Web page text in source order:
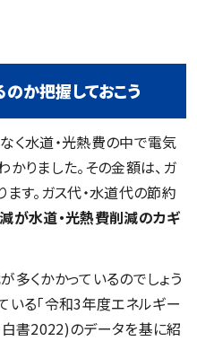
か把握しておこう
く水道・光熱費の中で電気
りました。その金額は、ガ
す。ガス代・水道代の節約
が水道・光熱費削減のカギ
くかかっているのでしょう
いる「令和3年度エネルギー
書2022)のデータを基に紹